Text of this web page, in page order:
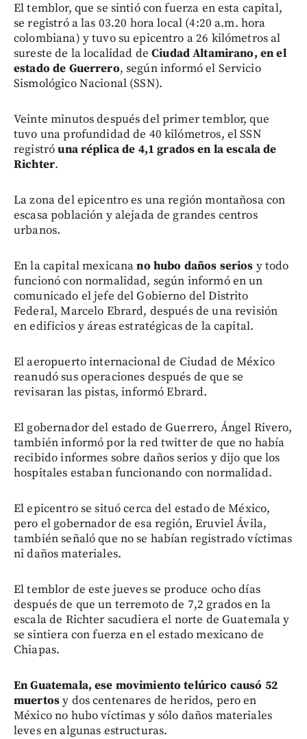
El temblor, que se sintió con fuerza en esta capital,
se registró a las 03.20 hora local (4:20 a.m. hora
colombiana) y tuvo su epicentro a 26 kilómetros al
sureste de la localidad deCiudad Altamirano, en el
estado de Guerrero, según informó el Servicio
Sismológico Nacional (SSN).
Veinte minutos después del primer temblor, que
tuvo una profundidad de 40 kilómetros, el SSN
registróuna réplica de 4,1 grados en la escala de
Richter.
La zona del epicentro es una región montañosa con
escasa población y alejada de grandes centros
urbanos.
En la capital mexicanano hubo daños serios y todo
funcionó con normalidad, según informó en un
comunicado el jefe del Gobierno del Distrito
Federal, Marcelo Ebrard, después de una revisión
en edificios y áreas estratégicas de la capital.
El aeropuerto internacional de Ciudad de México
reanudó sus operaciones después de que se
revisaran las pistas, informó Ebrard.
El gobernador del estado de Guerrero, Ángel Rivero,
también informó por la red twitter de que no había
recibido informes sobre daños serios y dijo que los
hospitales estaban funcionando con normalidad.
El epicentro se situó cerca del estado de México,
pero el gobernador de esa región, Eruviel Ávila,
también señaló que no se habían registrado víctimas
ni daños materiales.
El temblor de este jueves se produce ocho días
después de que un terremoto de 7,2 grados en la
escala de Richter sacudiera el norte de Guatemala y
se sintiera con fuerza en el estado mexicano de
Chiapas.
En Guatemala, ese movimiento telúrico causó 52
muertosy dos centenares de heridos, pero en
México no hubo víctimas y sólo daños materiales
leves en algunas estructuras.